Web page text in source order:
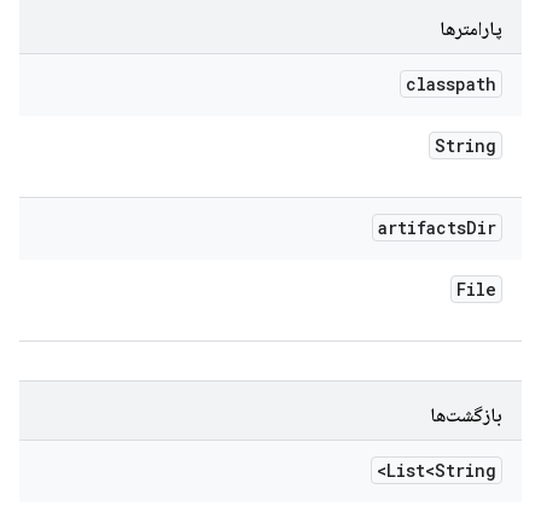
پارامترها
classpath
String
artifactsDir
File
بازگشت‌ها
List<String>